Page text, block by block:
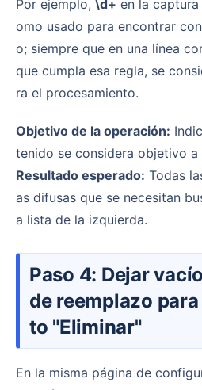
Por ejemplo, \d+ en la
omo usado para encontrar
o; siempre que en una línea
que cumpla esa regla, se
ra el procesamiento.
Objetivo de la operación:
tenido se considera objetivo a
Resultado esperado: Todas
as difusas que se necesitan
a lista de la izquierda.
Paso 4: Dejar vacío el contenido
de reemplazo
to "Eliminar"
En la misma página de configuración, a la derecha, se